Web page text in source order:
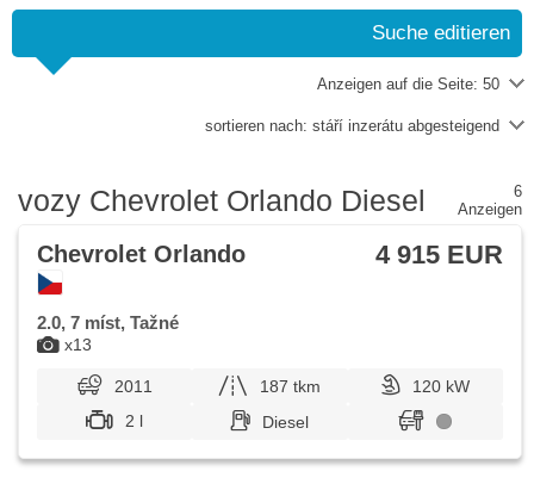
Suche editieren
Anzeigen auf die Seite: 50
sortieren nach: stáří inzerátu abgesteigend
vozy Chevrolet Orlando Diesel
6
Anzeigen
x13
Chevrolet Orlando 4 915 EUR
2.0, 7 míst, Tažné
2011 187 tkm
120 kW
2 l
Diesel